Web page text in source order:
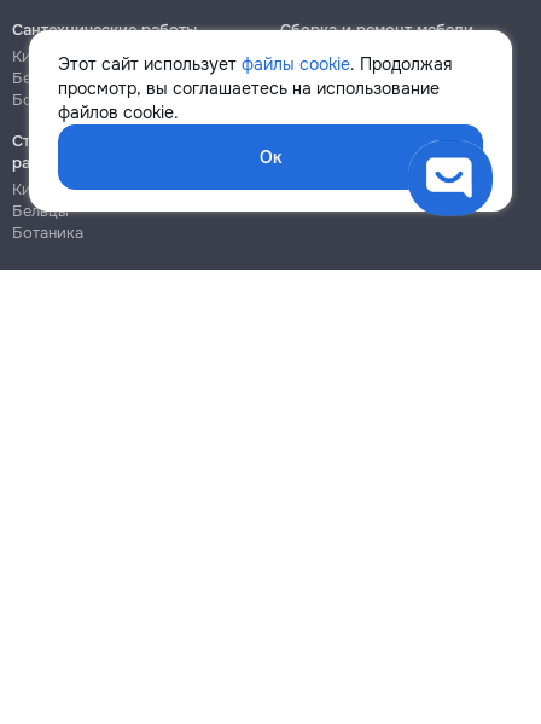
Этот сайт использует файлы cookie. Продолжая
просмотр, вы соглашаетесь на использование
файлов cookie.
Ок
Сантехнические работы
Кишинёв
Бельцы
Ботаника
Сборка и ремонт мебели
Кишинёв
Ботаника
Строительно-монтажные
работы
Кишинёв
Бельцы
Ботаника